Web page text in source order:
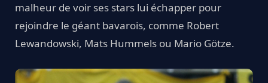
malheur de voir ses stars lui échapper pour
rejoindre le géant bavarois, comme Robert
Lewandowski, Mats Hummels ou Mario Götze.